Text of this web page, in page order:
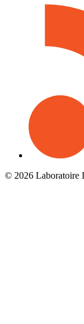
© 2026 Laboratoire